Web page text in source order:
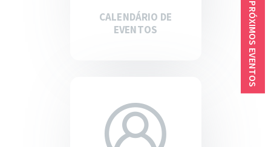
CALENDÁRIO DE
EVENTOS
PRÓXIMOS EVENTOS